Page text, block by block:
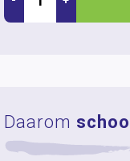
Daarom